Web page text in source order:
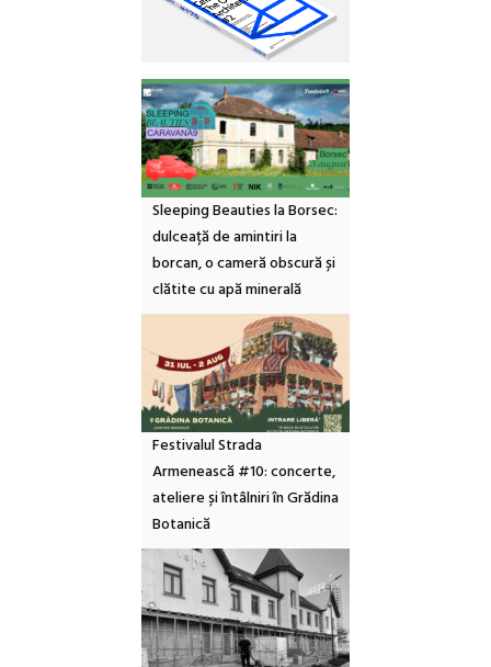
Sleeping Beauties la Borsec:
dulceață de amintiri la
borcan, o cameră obscură și
clătite cu apă minerală
Festivalul Strada
Armenească #10: concerte,
ateliere și întâlniri în Grădina
Botanică